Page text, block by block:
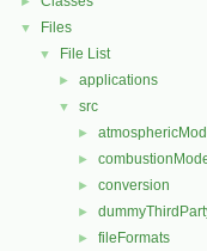
▼ Files
▼ File List
► applications
▼ src
►
►
► conversion
►
► fileFormats